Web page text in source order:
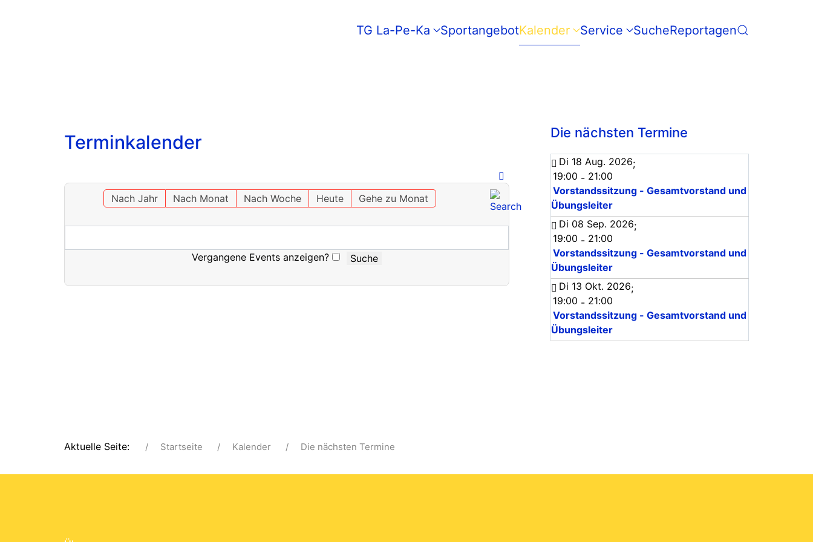
TG La-Pe-Ka SportangebotKalender Service SucheReportagen
Terminkalender
Nach Jahr Nach Monat Nach Woche Heute Gehe zu Monat
Vergangene Events anzeigen?
Die nächsten Termine
Di 18 Aug. 2026;
19:00 - 21:00
Vorstandssitzung - Gesamtvorstand und
Übungsleiter
Di 08 Sep. 2026;
19:00 - 21:00
Vorstandssitzung - Gesamtvorstand und
Übungsleiter
Di 13 Okt. 2026;
19:00 - 21:00
Vorstandssitzung - Gesamtvorstand und
Übungsleiter
Aktuelle Seite: Startseite Kalender Die nächsten Termine